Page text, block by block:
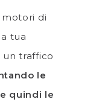
di
tua
un traffico
le
quindi le